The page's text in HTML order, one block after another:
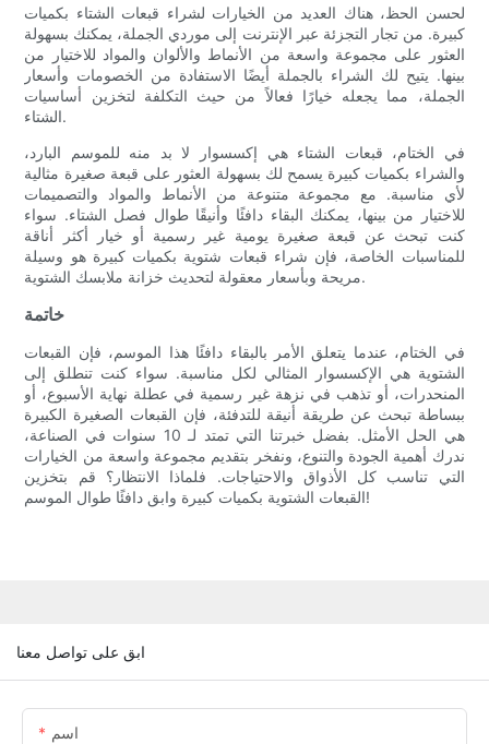
لحسن الحظ، هناك العديد من الخيارات لشراء قبعات الشتاء بكميات
كبيرة. من تجار التجزئة عبر الإنترنت إلى موردي الجملة، يمكنك بسهولة
العثور على مجموعة واسعة من الأنماط والألوان والمواد للاختيار من
بينها. يتيح لك الشراء بالجملة أيضًا الاستفادة من الخصومات وأسعار
الجملة، مما يجعله خيارًا فعالاً من حيث التكلفة لتخزين أساسيات
الشتاء.
في الختام، قبعات الشتاء هي إكسسوار لا بد منه للموسم البارد،
والشراء بكميات كبيرة يسمح لك بسهولة العثور على قبعة صغيرة مثالية
لأي مناسبة. مع مجموعة متنوعة من الأنماط والمواد والتصميمات
للاختيار من بينها، يمكنك البقاء دافئًا وأنيقًا طوال فصل الشتاء. سواء
كنت تبحث عن قبعة صغيرة يومية غير رسمية أو خيار أكثر أناقة
للمناسبات الخاصة، فإن شراء قبعات شتوية بكميات كبيرة هو وسيلة
مريحة وبأسعار معقولة لتحديث خزانة ملابسك الشتوية.
خاتمة
في الختام، عندما يتعلق الأمر بالبقاء دافئًا هذا الموسم، فإن القبعات
الشتوية هي الإكسسوار المثالي لكل مناسبة. سواء كنت تنطلق إلى
المنحدرات، أو تذهب في نزهة غير رسمية في عطلة نهاية الأسبوع، أو
ببساطة تبحث عن طريقة أنيقة للتدفئة، فإن القبعات الصغيرة الكبيرة
هي الحل الأمثل. بفضل خبرتنا التي تمتد لـ 10 سنوات في الصناعة،
ندرك أهمية الجودة والتنوع، ونفخر بتقديم مجموعة واسعة من الخيارات
التي تناسب كل الأذواق والاحتياجات. فلماذا الانتظار؟ قم بتخزين
القبعات الشتوية بكميات كبيرة وابق دافئًا طوال الموسم!
ابق على تواصل معنا
اسم